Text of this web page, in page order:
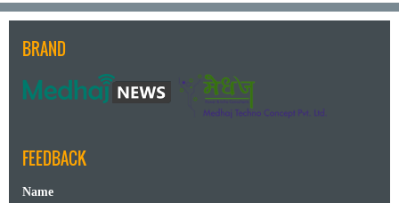
BRAND
FEEDBACK
Name